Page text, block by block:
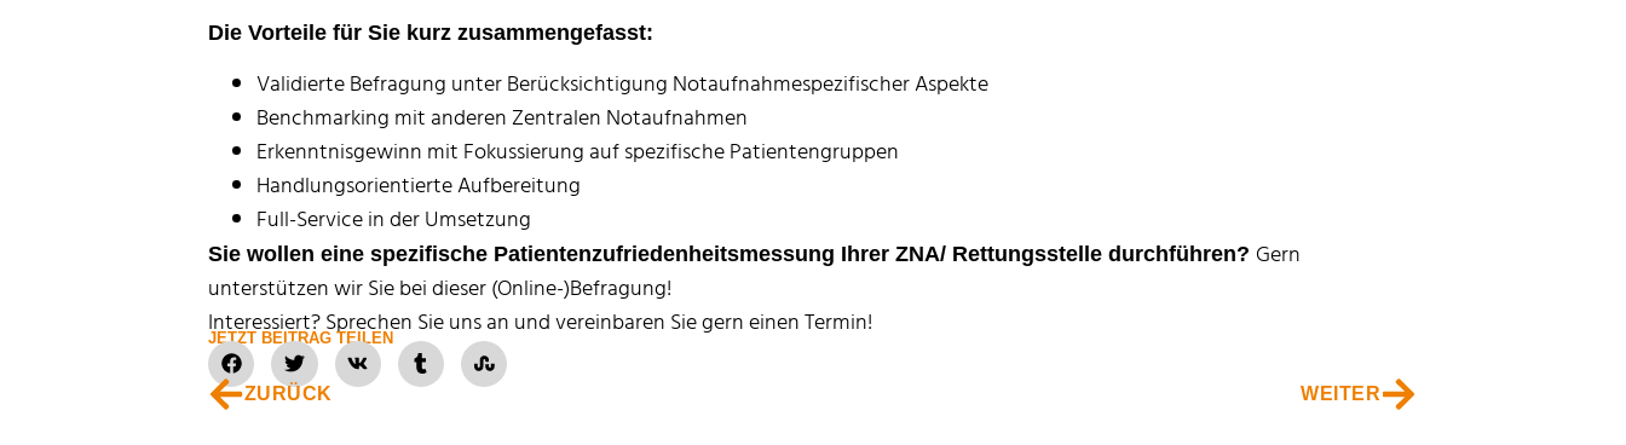
Die Vorteile für Sie kurz zusammengefasst:
Validierte Befragung unter Berücksichtigung Notaufnahmespezifischer Aspekte
Benchmarking mit anderen Zentralen Notaufnahmen
Erkenntnisgewinn mit Fokussierung auf spezifische Patientengruppen
Handlungsorientierte Aufbereitung
Full-Service in der Umsetzung
Sie wollen eine spezifische Patientenzufriedenheitsmessung Ihrer ZNA/ Rettungsstelle durchführen? Gern
unterstützen wir Sie bei dieser (Online-)Befragung!
Interessiert? Sprechen Sie uns an und vereinbaren Sie gern einen Termin!
JETZT BEITRAG TEILEN
ZURÜCK WEITER